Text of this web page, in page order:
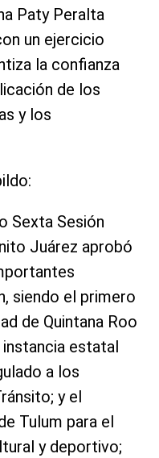
Paty Peralta
un ejercicio
la confianza
de los
y los
Sexta Sesión
Juárez aprobó
siendo el primero
de Quintana Roo
instancia estatal
a los
y el
Tulum para el
y deportivo;